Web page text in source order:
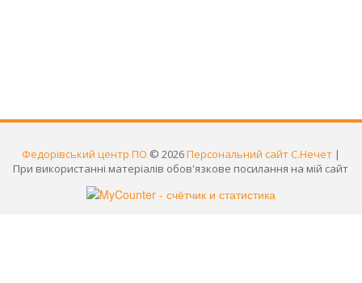
Федорівський центр ПО © 2026Персональний сайт С.Нечет |
При використанні матеріалів обов'язкове посилання на мій сайт